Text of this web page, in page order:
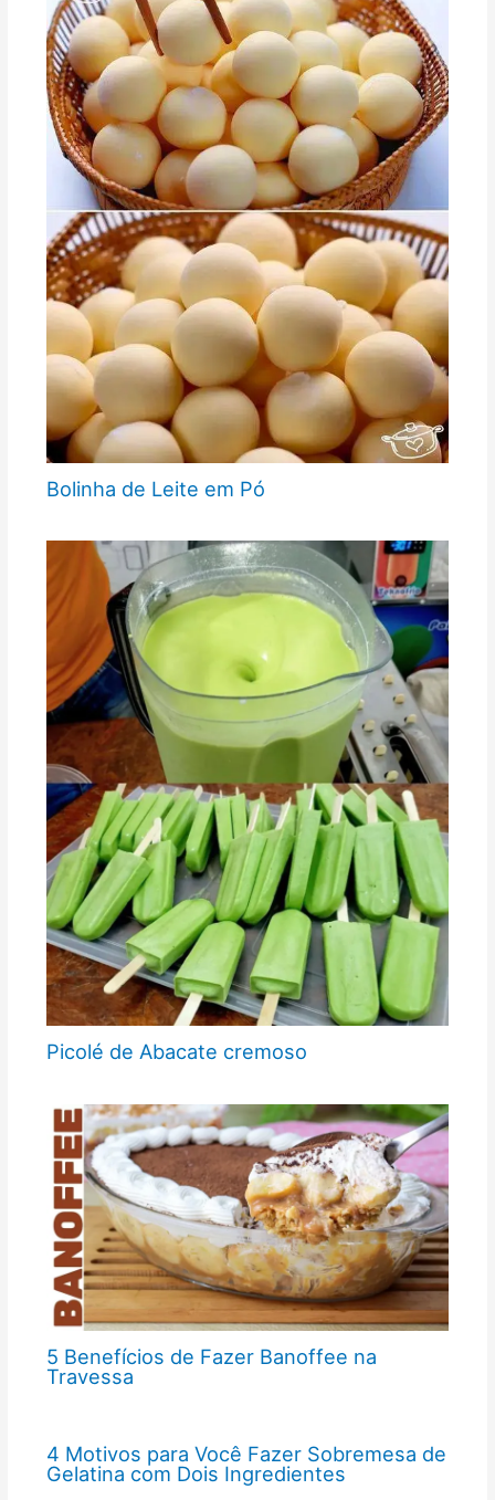
Bolinha de Leite em Pó
Picolé de Abacate cremoso
5 Benefícios de Fazer Banoffee na
Travessa
4 Motivos para Você Fazer Sobremesa de
Gelatina com Dois Ingredientes